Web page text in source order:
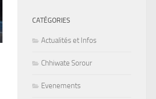
CATÉGORIES
Actualités et Infos
Chhiwate Sorour
Evenements